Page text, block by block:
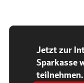
Jetzt zur
Sparkasse
teilnehmen.